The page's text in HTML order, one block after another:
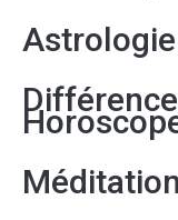
Méditation